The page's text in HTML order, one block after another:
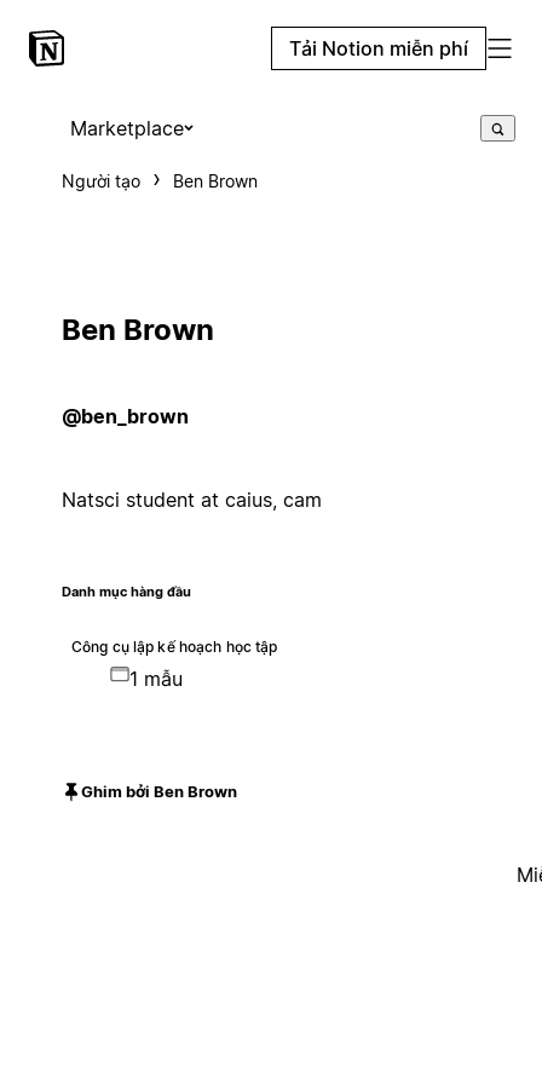
Tải Notion miễn phí
Marketplace
Người tạo Ben Brown
Ben Brown
@ben_brown
Natsci student at caius, cam
Danh mục hàng đầu
Công cụ lập kế hoạch học tập
1 mẫu
Ghim bởi Ben Brown